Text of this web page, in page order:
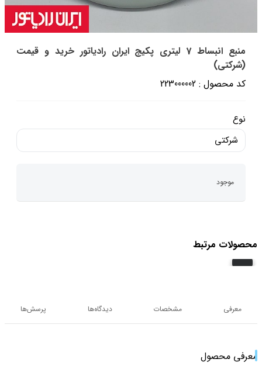
منبع انبساط 7 لیتری پکیج ایران رادیاتور خرید و قیمت
(شرکتی)
کد محصول : 223000002
نوع
شرکتی
موجود
محصولات مرتبط
معرفی مشخصات دیدگاه‌ها پرسش‌ها
معرفی محصول